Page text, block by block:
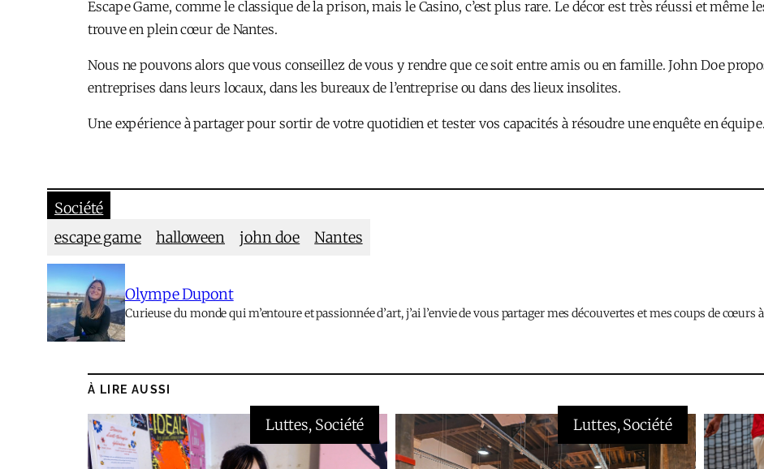
Escape Game, comme le classique de la prison, mais le Casino, c’est plus rare. Le décor est très réussi et même
trouve en plein cœur de Nantes.
Nous ne pouvons alors que vous conseillez de vous y rendre que ce soit entre amis ou en famille. John Doe
entreprises dans leurs locaux, dans les bureaux de l’entreprise ou dans des lieux insolites.
Une expérience à partager pour sortir de votre quotidien et tester vos capacités à résoudre une enquête en équipe.
Société
escape game
halloween john doe Nantes
Olympe Dupont
Curieuse du monde qui m’entoure et passionnée d’art, j’ai l’envie de vous partager mes découvertes et mes coups de cœurs
À LIRE AUSSI
Luttes, Société Luttes, Société